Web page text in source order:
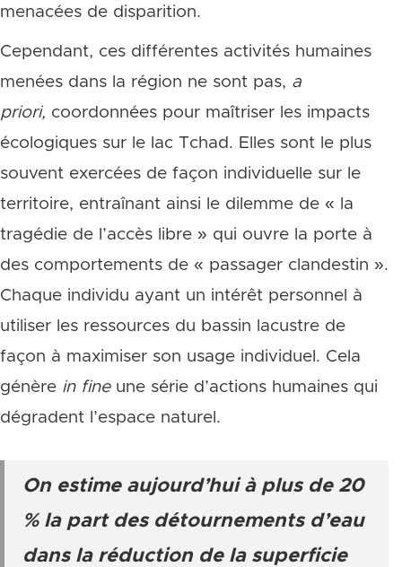
menacées de disparition.
Cependant, ces différentes activités humaines
menées dans la région ne sont pas, a
priori, coordonnées pour maîtriser les impacts
écologiques sur le lac Tchad. Elles sont le plus
souvent exercées de façon individuelle sur le
territoire, entraînant ainsi le dilemme de « la
tragédie de l’accès libre » qui ouvre la porte à
des comportements de « passager clandestin ».
Chaque individu ayant un intérêt personnel à
utiliser les ressources du bassin lacustre de
façon à maximiser son usage individuel. Cela
génère in fineune série d’actions humaines qui
dégradent l’espace naturel.
On estime aujourd’hui à plus de 20
% la part des détournements d’eau
dans la réduction de la superficie